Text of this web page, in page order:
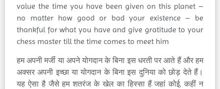
value the time you have been given on this planet –
no matter how good or bad your existence – be
thankful for what you have and give gratitude to your
chess master till the time comes to meet him
हम अपनी मर्जी या अपने योगदान के बिना इस धरती पर आते हैं और हम
अक्सर अपनी इच्छा या योगदान के बिना इस दुनिया को छोड़ देते हैं।
यह ऐसा है जैसे हम शतरंज के खेल का हिस्सा हैं जहां कोई, कहीं न